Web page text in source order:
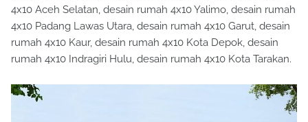
4x10 Aceh Selatan, desain rumah 4x10 Yalimo, desain rumah
4x10 Padang Lawas Utara, desain rumah 4x10 Garut, desain
rumah 4x10 Kaur, desain rumah 4x10 Kota Depok, desain
rumah 4x10 Indragiri Hulu, desain rumah 4x10 Kota Tarakan.